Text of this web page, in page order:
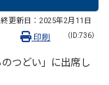
更新日： 2025年2月11日
（ID:736）
印刷
つどい」に出席し